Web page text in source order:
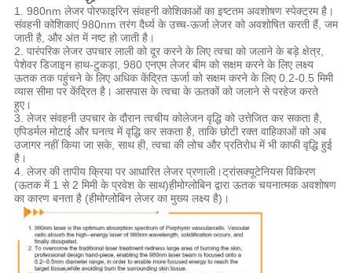
1. 980nm लेजर पोरफाइरिन संवहनी कोशिकाओं का इष्टतम अवशोषण स्पेक्ट्रम है।
संवहनी कोशिकाएं 980nm तरंग दैर्ध्य के उच्च-ऊर्जा लेजर को अवशोषित करती हैं, जम
जाती है, और अंत में नष्ट हो जाती है।
2. पारंपरिक लेजर उपचार लाली को दूर करने के लिए त्वचा को जलाने के बड़े क्षेत्र,
पेशेवर डिजाइन हाथ-टुकड़ा, 980 एनएम लेजर बीम को सक्षम करने के लिए लक्ष्य
ऊतक तक पहुंचने के लिए अधिक केंद्रित ऊर्जा को सक्षम करने के लिए 0.2-0.5 मिमी
व्यास सीमा पर केंद्रित है। आसपास के त्वचा के ऊतकों को जलाने से परहेज करते
हुए।
3. लेजर संवहनी उपचार के दौरान त्वचीय कोलेजन वृद्धि को उत्तेजित कर सकता है,
एपिडर्मल मोटाई और घनत्व में वृद्धि कर सकता है, ताकि छोटी रक्त वाहिकाओं को अब
उजागर नहीं किया जा सके, साथ ही, त्वचा की लोच और प्रतिरोध में भी काफी वृद्धि हुई
है।
4. लेजर की तापीय क्रिया पर आधारित लेजर प्रणाली।ट्रांसक्यूटेनियस विकिरण
(ऊतक में 1 से 2 मिमी के प्रवेश के साथ)हीमोग्लोबिन द्वारा ऊतक चयनात्मक अवशोषण
का कारण बनता है (हीमोग्लोबिन लेजर का मुख्य लक्ष्य है)।